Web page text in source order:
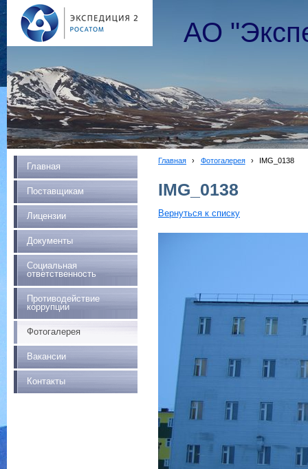
АО
Главная
Поставщикам
Лицензии
Документы
Социальная
ответственность
Противодействие
коррупции
Фотогалерея
Вакансии
Контакты
Главная › Фотогалерея › IMG_0138
IMG_0138
Вернуться к списку